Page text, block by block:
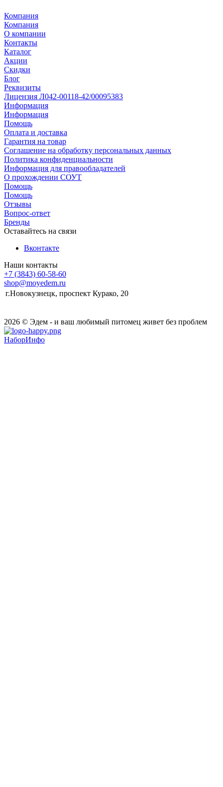
Компания
Компания
О компании
Контакты
Каталог
Акции
Скидки
Блог
Реквизиты
Лицензия Л042-00118-42/00095383
Информация
Информация
Помощь
Оплата и доставка
Гарантия на товар
Соглашение на обработку персональных данных
Политика конфиденциальности
Информация для правообладателей
О прохождении СОУТ
Помощь
Помощь
Отзывы
Вопрос-ответ
Бренды
Оставайтесь на связи
Вконтакте
Наши контакты
+7 (3843) 60-58-60
shop@moyedem.ru
г.Новокузнецк, проспект Курако, 20
2026 © Эдем - и ваш любимый питомец живет без проблем
НаборИнфо